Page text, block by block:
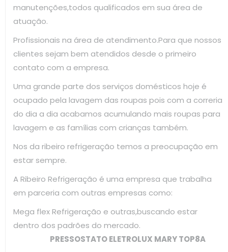
manutenções,todos qualificados em sua área de
atuação.
Profissionais na área de atendimento.Para que nossos
clientes sejam bem atendidos desde o primeiro
contato com a empresa.
Uma grande parte dos serviços domésticos hoje é
ocupado pela lavagem das roupas pois com a correria
do dia a dia acabamos acumulando mais roupas para
lavagem e as famílias com crianças também.
Nos da ribeiro refrigeração temos a preocupação em
estar sempre.
A Ribeiro Refrigeração é uma empresa que trabalha
em parceria com outras empresas como:
Mega flex Refrigeração e outras,buscando estar
dentro dos padrões do mercado.
PRESSOSTATO ELETROLUX MARY TOP8A